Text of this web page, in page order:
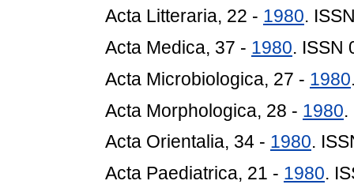
Acta Litteraria, 22 - 1980.
Acta Medica, 37 - 1980. ISSN
Acta Microbiologica, 27 - 1980
Acta Morphologica, 28 - 1980.
Acta Orientalia, 34 - 1980.
Acta Paediatrica, 21 - 1980.